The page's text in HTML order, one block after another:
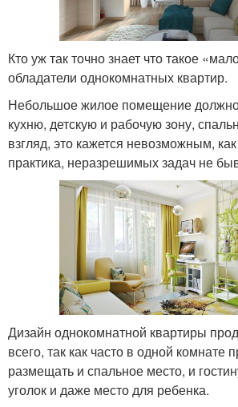
Кто уж так точно знает что такое
обладатели однокомнатных квартир.
Небольшое жилое помещение
кухню, детскую и рабочую зону,
взгляд, это кажется невозможным,
практика, неразрешимых задач не
Дизайн однокомнатной квартиры
всего, так как часто в одной комнате
размещать и спальное место, и
уголок и даже место для ребенка.